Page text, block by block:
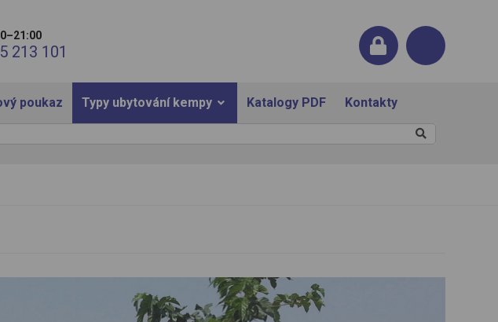
213 101
poukaz Typy ubytování kempy Katalogy PDF Kontakty